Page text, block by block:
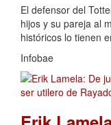
El defensor del
hijos y su pareja al
históricos lo tienen
Infobae